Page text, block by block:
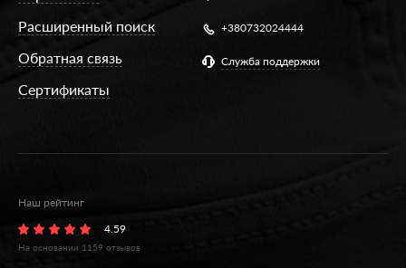
Расширенный поиск
Обратная связь
Сертификаты
+380732024444
Служба поддержки
Наш рейтинг
4.59
На основании 1159 отзывов